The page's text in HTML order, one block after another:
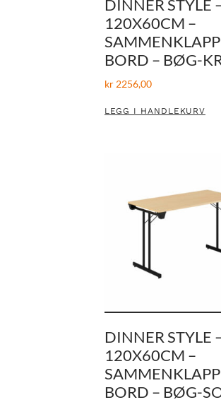
DINNER STYLE
120X60CM –
BORD – BØG-
kr2256,00
LEGG I HANDLEKURV
DINNER STYLE
120X60CM –
BORD – BØG-